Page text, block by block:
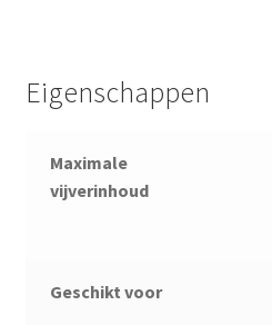
Eigenschappen
Maximale
vijverinhoud
Geschikt voor